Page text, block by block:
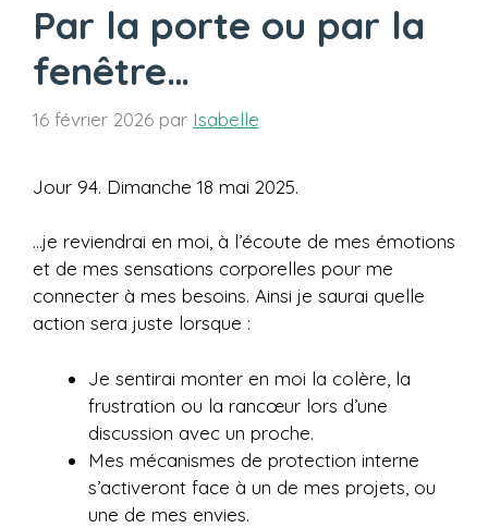
Par la porte ou par la
fenêtre…
16 février 2026 par Isabelle
Jour 94. Dimanche 18 mai 2025.
…je reviendrai en moi, à l’écoute de mes émotions
et de mes sensations corporelles pour me
connecter à mes besoins. Ainsi je saurai quelle
action sera juste lorsque :
Je sentirai monter en moi la colère, la
frustration ou la rancœur lors d’une
discussion avec un proche.
Mes mécanismes de protection interne
s’activeront face à un de mes projets, ou
une de mes envies.